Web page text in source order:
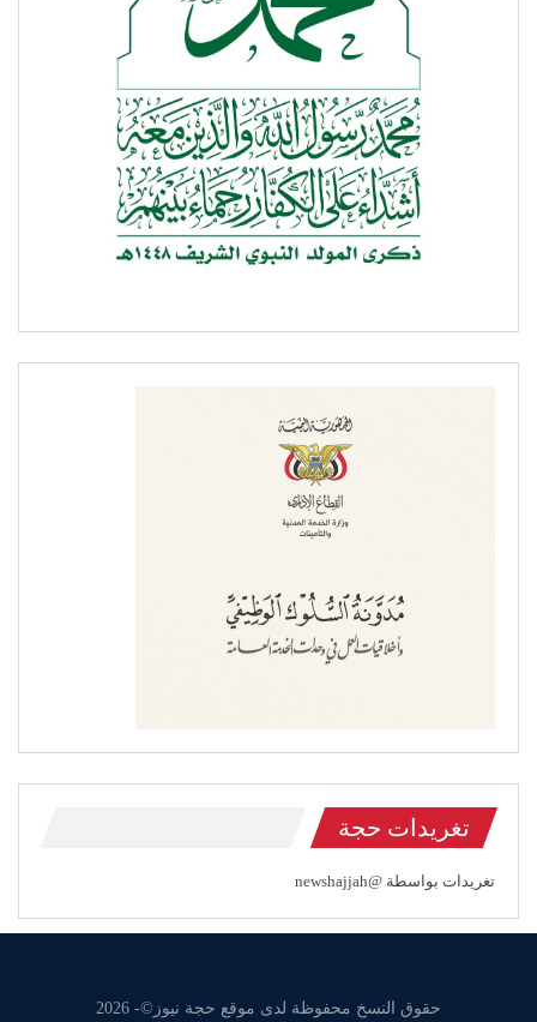
تغريدات حجة
تغريدات بواسطة @newshajjah
حقوق النسخ محفوظة لدى موقع حجة نيوز©- 2026